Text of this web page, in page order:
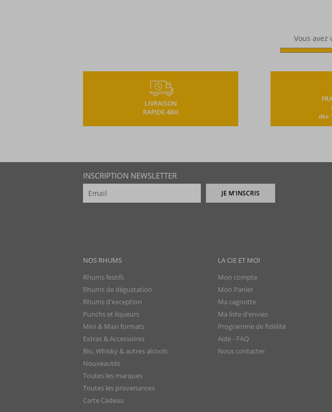
Vous avez
LIVRAISON
RAPIDE 48H
dès
INSCRIPTION NEWSLETTER
JE M'INSCRIS
NOS RHUMS
Rhums festifs
Rhums de dégustation
Rhums d'exception
Punchs et liqueurs
Mini & Maxi formats
Extras & Accessoires
Bio, Whisky & autres alcools
Nouveautés
Toutes les marques
Toutes les provenances
Carte Cadeau
LA CIE ET MOI
Mon compte
Mon Panier
Ma cagnotte
Ma liste d'envies
Programme de fidélité
Aide - FAQ
Nous contacter